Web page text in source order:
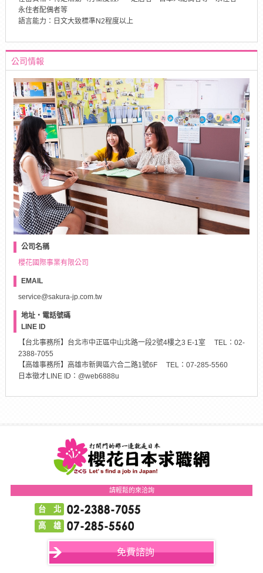
永住者配偶者等
語言能力：日文大致標準N2程度以上
公司情報
公司名稱
櫻花國際事業有限公司
EMAIL
service@sakura-jp.com.tw
地址・電話號碼
LINE ID
【台北事務所】台北市中正區中山北路一段2號4樓之3 E-1室 TEL：02-
2388-7055
【高雄事務所】高雄市新興區六合二路1號6F TEL：07-285-5560
日本徵才LINE ID：@web6888u
請輕鬆的來洽詢
台 北
高 雄
免費諮詢